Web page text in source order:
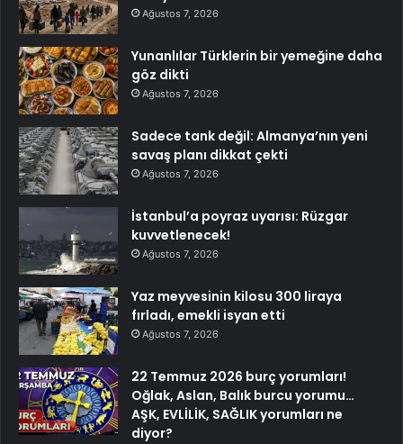
Ağustos 7, 2026
Yunanlılar Türklerin bir yemeğine daha
göz dikti
Ağustos 7, 2026
Sadece tank değil: Almanya’nın yeni
savaş planı dikkat çekti
Ağustos 7, 2026
İstanbul’a poyraz uyarısı: Rüzgar
kuvvetlenecek!
Ağustos 7, 2026
Yaz meyvesinin kilosu 300 liraya
fırladı, emekli isyan etti
Ağustos 7, 2026
22 Temmuz 2026 burç yorumları!
Oğlak, Aslan, Balık burcu yorumu…
AŞK, EVLİLİK, SAĞLIK yorumları ne
diyor?